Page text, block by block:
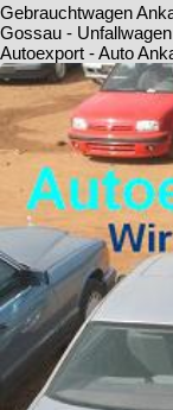
Gebrauchtwagen
Gossau -
Autoexport - Auto